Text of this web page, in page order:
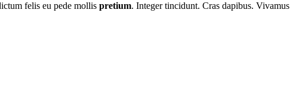
felis eu pede mollis pretium. Integer tincidunt. Cras dapibus. Vivamus